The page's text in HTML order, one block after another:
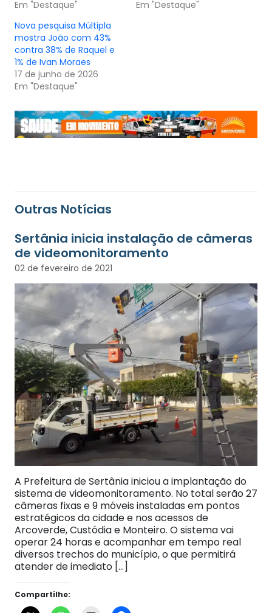
Em "Destaque"
Em "Destaque"
Nova pesquisa Múltipla
mostra João com 43%
contra 38% de Raquel e
1% de Ivan Moraes
17 de junho de 2026
Em "Destaque"
Outras Notícias
Sertânia inicia instalação de câmeras
de videomonitoramento
02 de fevereiro de 2021
A Prefeitura de Sertânia iniciou a implantação do
sistema de videomonitoramento. No total serão 27
câmeras fixas e 9 móveis instaladas em pontos
estratégicos da cidade e nos acessos de
Arcoverde, Custódia e Monteiro. O sistema vai
operar 24 horas e acompanhar em tempo real
diversos trechos do município, o que permitirá
atender de imediato […]
Compartilhe: